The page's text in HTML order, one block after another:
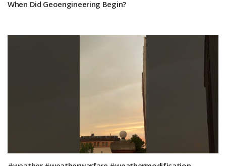
When Did Geoengineering Begin?